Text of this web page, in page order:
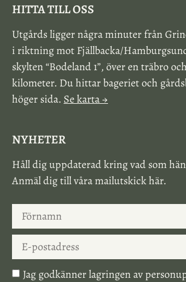
HITTA TILL OSS
Utgårds ligger några minuter från
i riktning mot Fjällbacka/
skylten “Bodeland 1”, över en träbro
kilometer. Du hittar bageriet och
höger sida. Se karta →
NYHETER
Håll dig uppdaterad kring vad som
Anmäl dig till våra mailutskick här.
Jag godkänner lagringen av